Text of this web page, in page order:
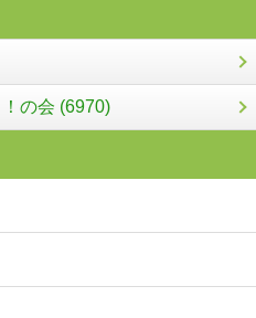
の会 (6970)